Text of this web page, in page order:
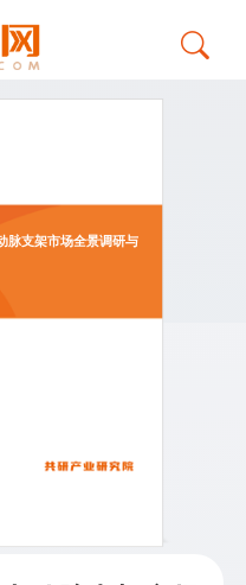
支架市场全景调研与